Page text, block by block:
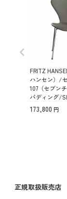
ニマル
レザー
座り心
FRITZ
ハンセン）/
107（セブン
パディング/
シャルレザー
ム脚 【納期】
173,800
正規取扱販売店